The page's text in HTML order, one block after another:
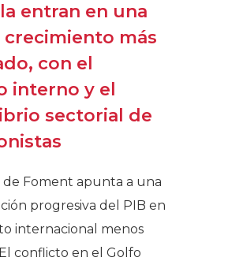
entran en una
crecimiento más
con el
interno y el
sectorial de
Foment apunta a una
progresiva del PIB en
internacional menos
conflicto en el Golfo